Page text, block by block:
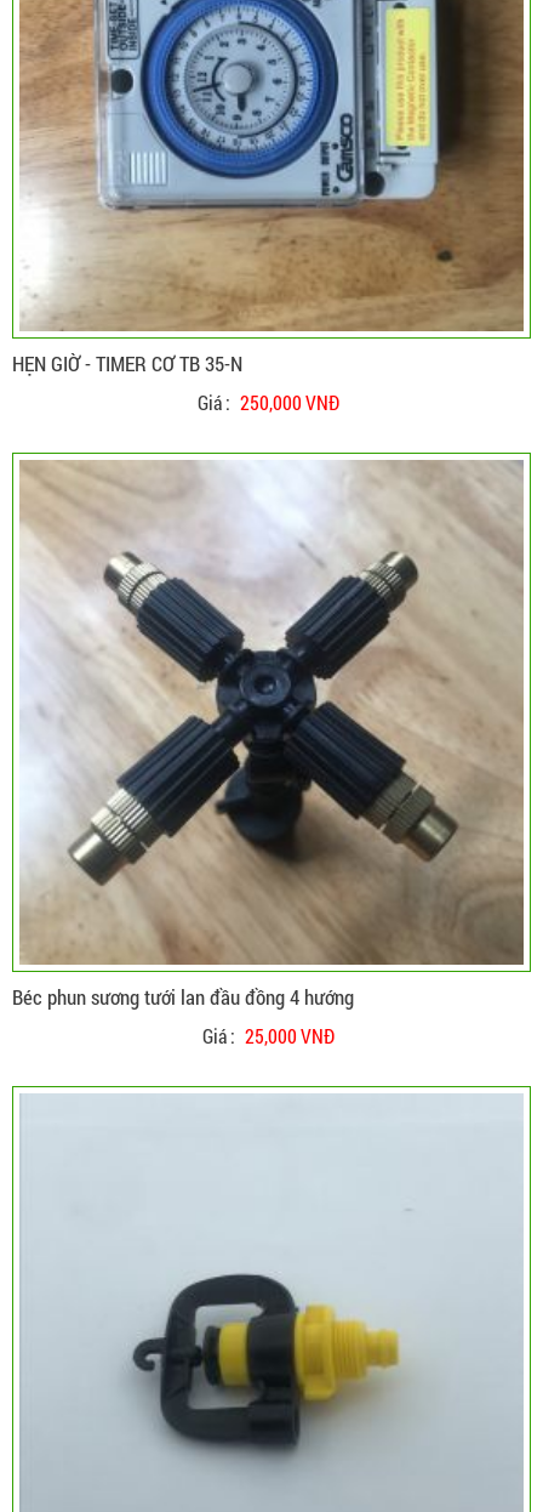
HẸN GIỜ - TIMER CƠ TB 35-N
Giá : 250,000 VNĐ
Béc phun sương tưới lan đầu đồng 4 hướng
Giá : 25,000 VNĐ